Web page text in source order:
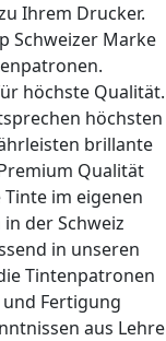
Ihrem Drucker.
Schweizer Marke
höchste Qualität.
höchsten
brillante
Qualität
im eigenen
der Schweiz
in unseren
Tintenpatronen
Fertigung
aus Lehre